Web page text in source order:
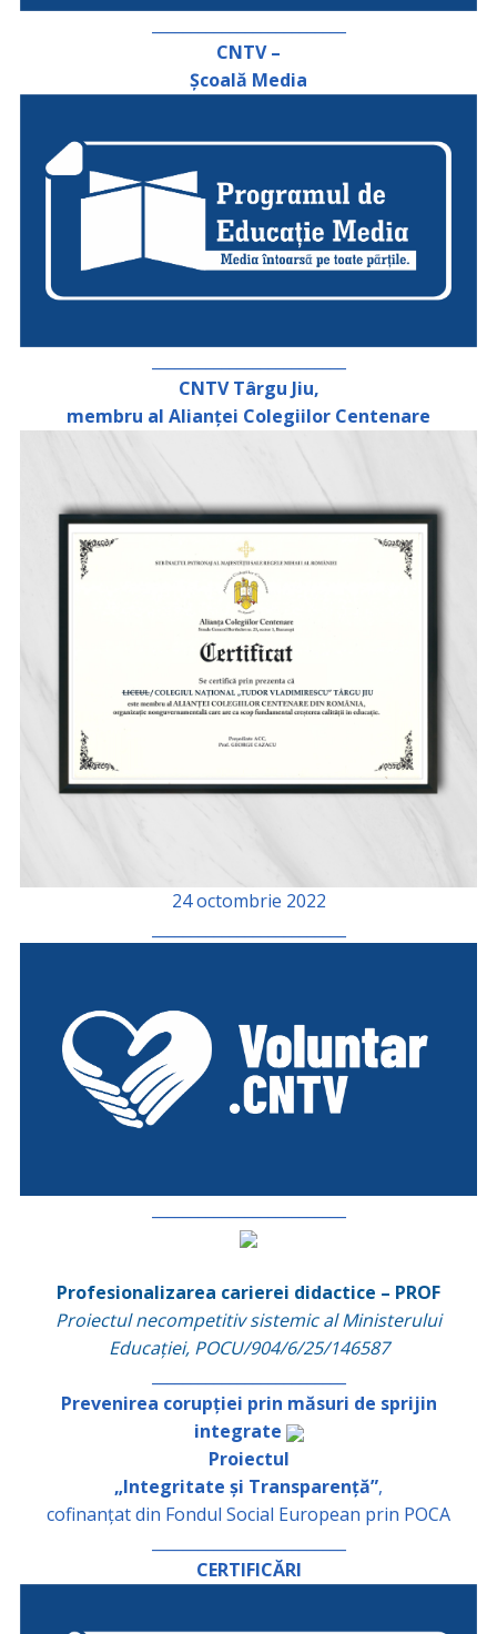
CNTV –
Școală Media
CNTV Târgu Jiu,
membru al Alianței Colegiilor Centenare
24 octombrie 2022
Profesionalizarea carierei didactice – PROF
Proiectul necompetitiv sistemic al Ministerului
Educației, POCU/904/6/25/146587
Prevenirea corupției prin măsuri de sprijin
integrate
Proiectul
„Integritate și Transparență”,
cofinanțat din Fondul Social European prin POCA
CERTIFICĂRI